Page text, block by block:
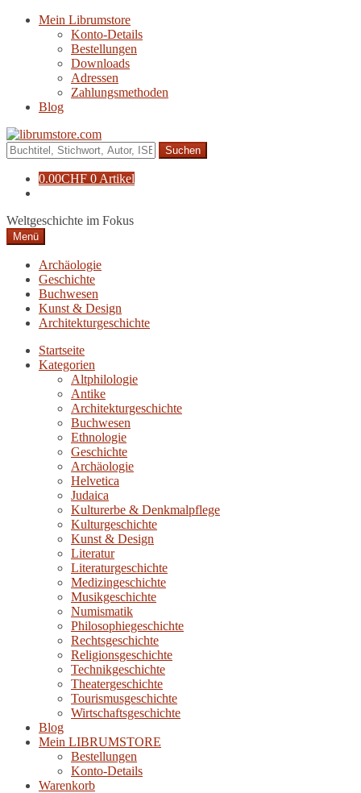
Navigation
Zum
Mein Librumstore
Konto-Details
Bestellungen
Downloads
Adressen
Zahlungsmethoden
Blog
Suche
nach:
0.00CHF 0 Artikel
Weltgeschichte im Fokus
Menü
Archäologie
Geschichte
Buchwesen
Kunst & Design
Architekturgeschichte
Startseite
Kategorien
Altphilologie
Antike
Architekturgeschichte
Buchwesen
Ethnologie
Geschichte
Archäologie
Helvetica
Judaica
Kulturerbe & Denkmalpflege
Kulturgeschichte
Kunst & Design
Literatur
Literaturgeschichte
Medizingeschichte
Musikgeschichte
Numismatik
Philosophiegeschichte
Rechtsgeschichte
Religionsgeschichte
Technikgeschichte
Theatergeschichte
Tourismusgeschichte
Wirtschaftsgeschichte
Blog
Mein LIBRUMSTORE
Bestellungen
Konto-Details
Warenkorb